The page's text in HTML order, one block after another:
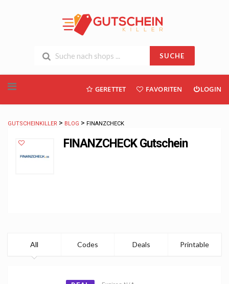
SUCHE
to
GERETTET FAVORITEN LOGIN
GUTSCHEINKILLER > BLOG > FINANZCHECK
FINANZCHECK Gutschein
All Codes Deals Printable